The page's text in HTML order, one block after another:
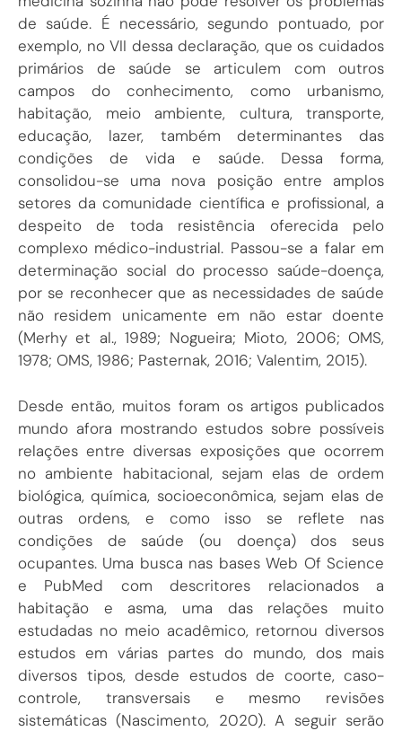
de saúde. É necessário, segundo pontuado, por
exemplo, no VII dessa declaração, que os cuidados
primários de saúde se articulem com outros
campos do conhecimento, como urbanismo,
habitação, meio ambiente, cultura, transporte,
educação, lazer, também determinantes das
condições de vida e saúde. Dessa forma,
consolidou-se uma nova posição entre amplos
setores da comunidade científica e profissional, a
despeito de toda resistência oferecida pelo
complexo médico-industrial. Passou-se a falar em
determinação social do processo saúde-doença,
por se reconhecer que as necessidades de saúde
não residem unicamente em não estar doente
(Merhy et al., 1989; Nogueira; Mioto, 2006; OMS,
1978; OMS, 1986; Pasternak, 2016; Valentim, 2015).
Desde então, muitos foram os artigos publicados
mundo afora mostrando estudos sobre possíveis
relações entre diversas exposições que ocorrem
no ambiente habitacional, sejam elas de ordem
biológica, química, socioeconômica, sejam elas de
outras ordens, e como isso se reflete nas
condições de saúde (ou doença) dos seus
ocupantes. Uma busca nas bases Web Of Science
e PubMed com descritores relacionados a
habitação e asma, uma das relações muito
estudadas no meio acadêmico, retornou diversos
estudos em várias partes do mundo, dos mais
diversos tipos, desde estudos de coorte, caso-
controle, transversais e mesmo revisões
sistemáticas (Nascimento, 2020). A seguir serão